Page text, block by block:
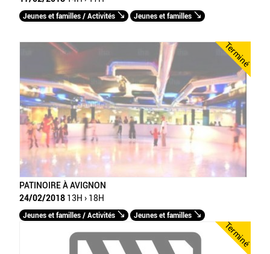
Jeunes et familles / Activités Jeunes et familles
Terminé
PATINOIRE À AVIGNON
24/02/2018 13H › 18H
Jeunes et familles / Activités Jeunes et familles
Terminé